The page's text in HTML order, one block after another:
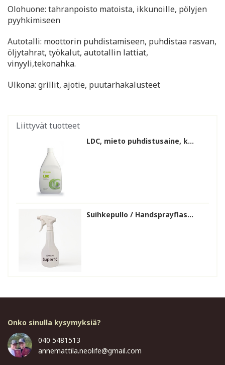
Olohuone: tahranpoisto matoista, ikkunoille, pölyjen
pyyhkimiseen
Autotalli: moottorin puhdistamiseen, puhdistaa rasvan,
öljytahrat, työkalut, autotallin lattiat,
vinyyli,tekonahka.
Ulkona: grillit, ajotie, puutarhakalusteet
Liittyvät tuotteet
LDC, mieto puhdistusaine, k...
Suihkepullo / Handsprayflas...
Onko sinulla kysymyksiä?
040 5481513
annemattila.neolife@gmail.com